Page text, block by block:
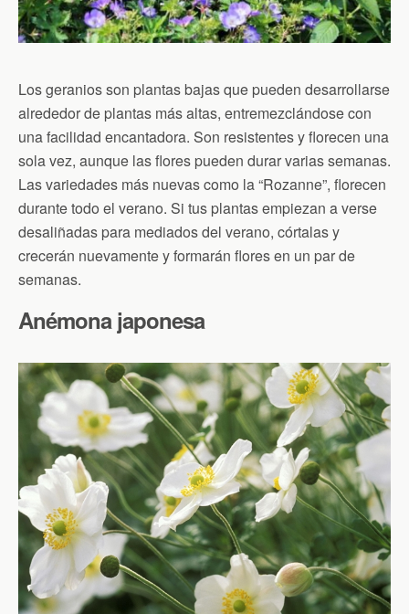
Los geranios son plantas bajas que pueden desarrollarse
alrededor de plantas más altas, entremezclándose con
una facilidad encantadora. Son resistentes y florecen una
sola vez, aunque las flores pueden durar varias semanas.
Las variedades más nuevas como la “Rozanne”, florecen
durante todo el verano. Si tus plantas empiezan a verse
desaliñadas para mediados del verano, córtalas y
crecerán nuevamente y formarán flores en un par de
semanas.
Anémona japonesa